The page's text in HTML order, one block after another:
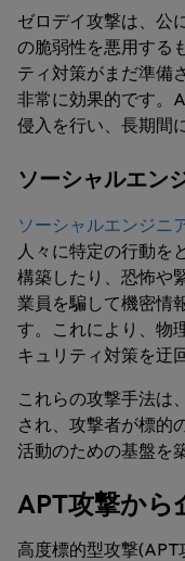
ゼロデイ攻撃は、公
の脆弱性を悪用する
ティ対策がまだ準備
非常に効果的です。
侵入を行い、長期間
ソーシャルエン
ソーシャルエンジニ
人々に特定の行動を
構築したり、恐怖や
業員を騙して機密情
す。これにより、物
キュリティ対策を迂
これらの攻撃手法は
され、攻撃者が標的
活動のための基盤を
APT攻撃から
高度標的型攻撃